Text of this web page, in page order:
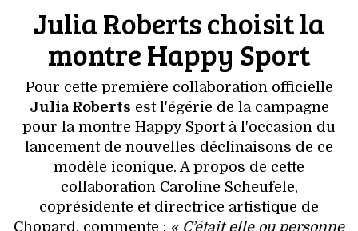
Julia Roberts choisit la
montre Happy Sport
Pour cette première collaboration officielle
Julia Roberts est l'égérie de la campagne
pour la montre Happy Sport à l'occasion du
lancement de nouvelles déclinaisons de ce
modèle iconique. A propos de cette
collaboration Caroline Scheufele,
coprésidente et directrice artistique de
Chopard, commente : « C’était elle ou personne